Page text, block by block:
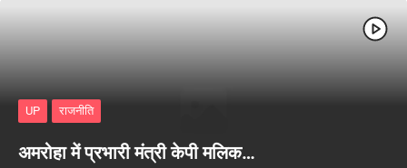
UP राजनीति
अमरोहा में प्रभारी मंत्री केपी मलिक…